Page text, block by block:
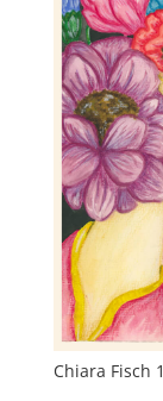
Chiara Fisch 1